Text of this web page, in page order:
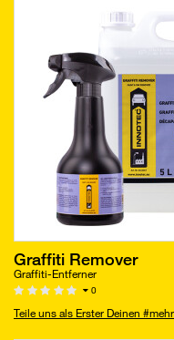
Graffiti Remover
Graffiti-Entferner
0
Teile uns als Erster Deinen